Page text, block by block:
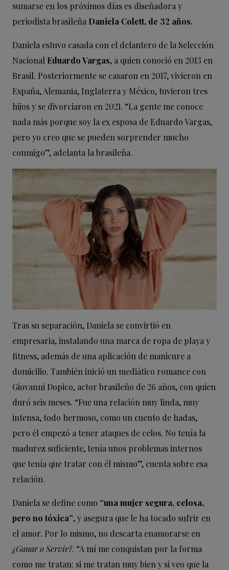
sumarse en los próximos días es diseñadora y
periodista brasileña Daniela Colett, de 32 años.
Daniela estuvo casada con el delantero de la Selección
Nacional Eduardo Vargas, a quien conoció en 2013 en
Brasil. Posteriormente se casaron en 2017, vivieron en
España, Alemania, Inglaterra y México, tuvieron tres
hijos y se divorciaron en 2021. “La gente me conoce
nada más porque soy la ex esposa de Eduardo Vargas,
pero yo creo que se pueden sorprender mucho
conmigo”, adelanta la brasileña.
Tras su separación, Daniela se convirtió en
empresaria, instalando una marca de ropa de playa y
fitness, además de una aplicación de manicure a
domicilio. También inició un mediático romance con
Giovanni Dopico, actor brasileño de 26 años, con quien
duró seis meses. “Fue una relación muy linda, muy
intensa, todo hermoso, como un cuento de hadas,
pero él empezó a tener ataques de celos. No tenía la
madurez suficiente, tenía unos problemas internos
que tenía que tratar con él mismo”, cuenta sobre esa
relación.
Daniela se define como “una mujer segura, celosa,
pero no tóxica”, y asegura que le ha tocado sufrir en
el amor. Por lo mismo, no descarta enamorarse en
¿Ganar o Servir?. “A mí me conquistan por la forma
como me tratan: si me tratan muy bien y si veo que la